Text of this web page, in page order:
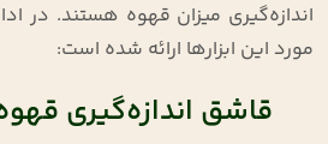
اندازه‌گیری میزان قهوه هستند. در
مورد این ابزارها ارائه شده است: